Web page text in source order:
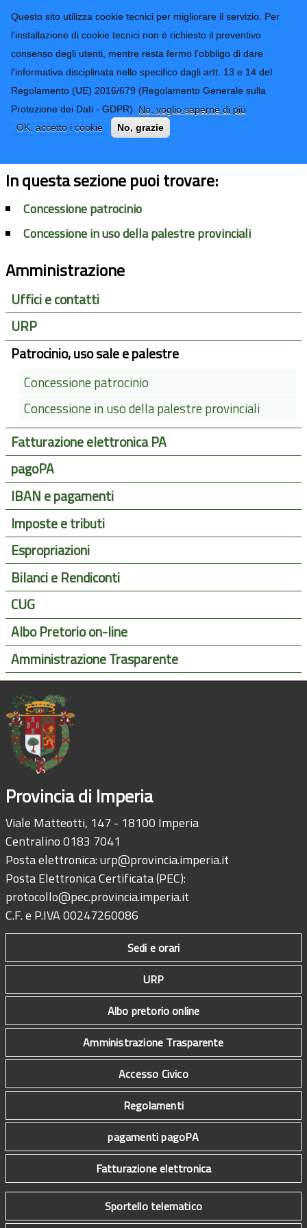
Questo sito utilizza cookie tecnici per migliorare il servizio. Per
l'installazione di cookie tecnici non è richiesto il preventivo
consenso degli utenti, mentre resta fermo l'obbligo di dare
l'informativa disciplinata nello specifico dagli artt. 13 e 14 del
Regolamento (UE) 2016/679 (Regolamento Generale sulla
Protezione dei Dati - GDPR). No, voglio saperne di più
OK, accetto i cookie
No, grazie
Provincia di
Imperia
CONTATTI-URP
TRASPARENZA
Form di ricerca
Patrocinio, uso sale e palestre
In questa sezione puoi trovare:
Concessione patrocinio
Concessione in uso della palestre provinciali
Amministrazione
Uffici e contatti
URP
Patrocinio, uso sale e palestre
Concessione patrocinio
Concessione in uso della palestre provinciali
Fatturazione elettronica PA
pagoPA
IBAN e pagamenti
Imposte e tributi
Espropriazioni
Bilanci e Rendiconti
CUG
Albo Pretorio on-line
Amministrazione Trasparente
Provincia di Imperia
Viale Matteotti, 147 - 18100 Imperia
Centralino 0183 7041
Posta elettronica:urp@provincia.imperia.it
Posta Elettronica Certificata (PEC):
protocollo@pec.provincia.imperia.it
C.F. e P.IVA 00247260086
Sedi e orari
URP
Albo pretorio online
Amministrazione Trasparente
Accesso Civico
Regolamenti
pagamenti pagoPA
Fatturazione elettronica
Sportello telematico